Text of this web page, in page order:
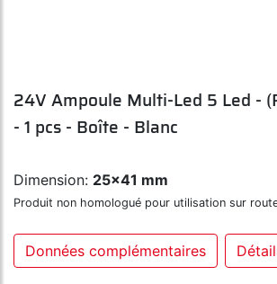
24V Ampoule Multi-Led 5 Led -
- 1 pcs - Boîte - Blanc
Dimension: 25x41 mm
Produit non homologué pour utilisation sur
Données complémentaires